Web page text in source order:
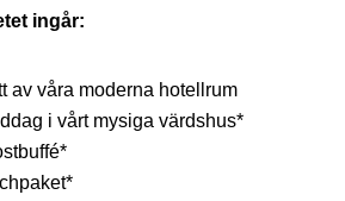
ingår:
av våra moderna hotellrum
i vårt mysiga värdshus*